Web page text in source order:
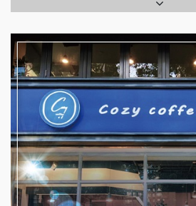
台灣G湯加盟說明會
彭富貴加盟說明會
NU PASTA義大利麵加盟說明會
潮鍋癮加盟說明會
蓁伙烤倆吃加盟說明會
霏等茶加盟說明會
拉亞漢堡加盟說明會
杜芳子古味茶鋪加盟說明會
優握握×酸奶大獅加盟說明會
冬城門加盟說明會
拾鑶火鍋加盟說明會
阿性情趣無人販售所加盟明會